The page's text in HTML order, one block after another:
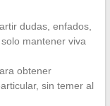
dudas, enfados,
mantener viva
obtener
sin temer al